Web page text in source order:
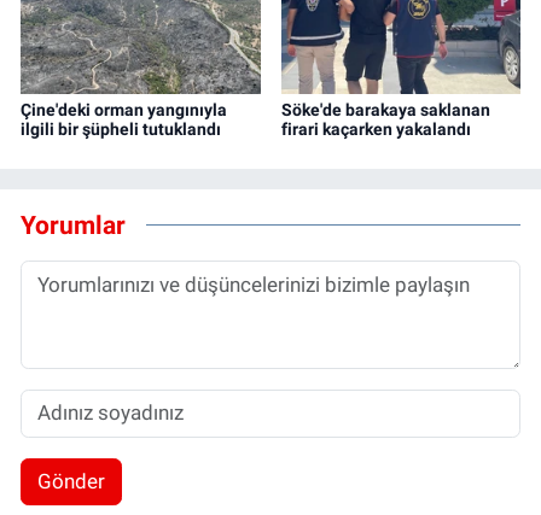
Çine'deki orman yangınıyla
ilgili bir şüpheli tutuklandı
Söke'de barakaya saklanan
firari kaçarken yakalandı
Yorumlar
Gönder